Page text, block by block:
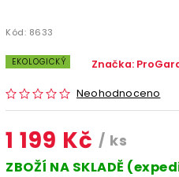
Kód: 8633
EKOLOGICKÝ
Neohodnoceno
Značka:
1 199 Kč / ks
ZBOŽÍ NA SKLADĚ